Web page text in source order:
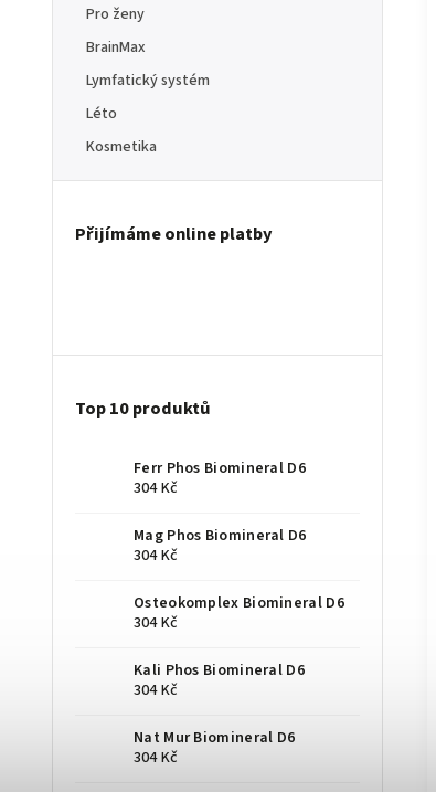
Pro ženy
BrainMax
Lymfatický systém
Léto
Kosmetika
Přijímáme online platby
Top 10 produktů
Ferr Phos Biomineral D6
304 Kč
Mag Phos Biomineral D6
304 Kč
Osteokomplex Biomineral D6
304 Kč
Kali Phos Biomineral D6
304 Kč
Nat Mur Biomineral D6
304 Kč